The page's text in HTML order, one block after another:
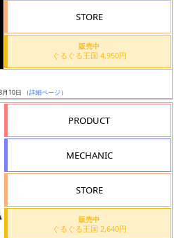
STORE
販売中
ぐるぐる王国 4,950円
月10日 （詳細ページ）
PRODUCT
MECHANIC
STORE
販売中
ぐるぐる王国 2,640円